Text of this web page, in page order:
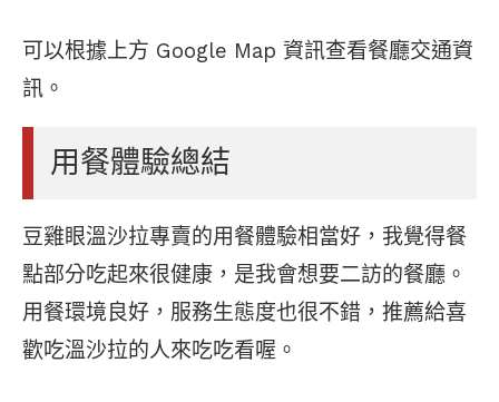
可以根據上方 Google Map 資訊查看餐廳交通資
訊。
用餐體驗總結
豆雞眼溫沙拉專賣的用餐體驗相當好，我覺得餐
點部分吃起來很健康，是我會想要二訪的餐廳。
用餐環境良好，服務生態度也很不錯，推薦給喜
歡吃溫沙拉的人來吃吃看喔。